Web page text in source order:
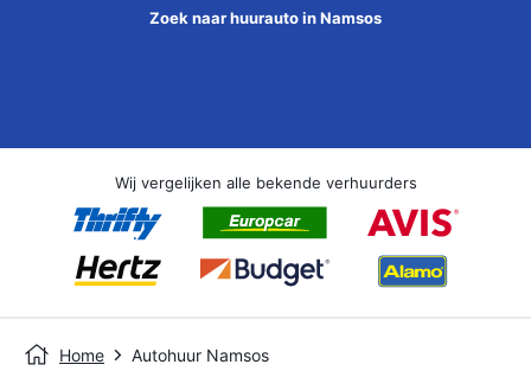
Zoek naar huurauto in Namsos
Wij vergelijken alle bekende verhuurders
Home Autohuur Namsos